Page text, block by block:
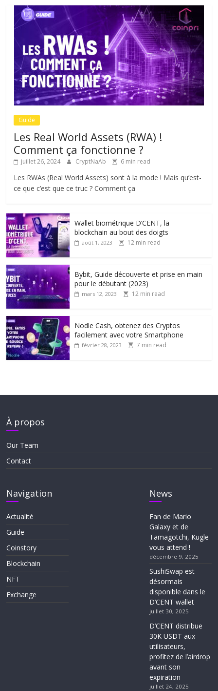
Guide
Les Real World Assets (RWA) !
Comment ça fonctionne ?
juillet 26, 2024 CryptNaAb 6 min read
Les RWAs (Real World Assets) sont à la mode ! Mais qu’est-
ce que c’est que ce truc ? Comment ça
Wallet biométrique D’CENT, la
blockchain au bout des doigts
août 1, 2023 12 min read
Bybit, Guide découverte et prise en main
pour le débutant (2023)
mars 12, 2023 12 min read
Nodle Cash, obtenez des Cryptos
facilement avec votre Smartphone
février 28, 2023 7 min read
À propos
Our Team
Contact
Navigation
Actualité
Guide
Coinstory
Blockchain
NFT
Exchange
News
Fan de Mario
Galaxy et de
Tamagotchi, Kugle
vous attend !
décembre 9, 2025
SushiSwap est
désormais
disponible dans le
D’CENT wallet
juillet 30, 2025
D’CENT distribue
30K USDT aux
utilisateurs,
profitez de l’airdrop
avant son
expiration
juillet 24, 2025